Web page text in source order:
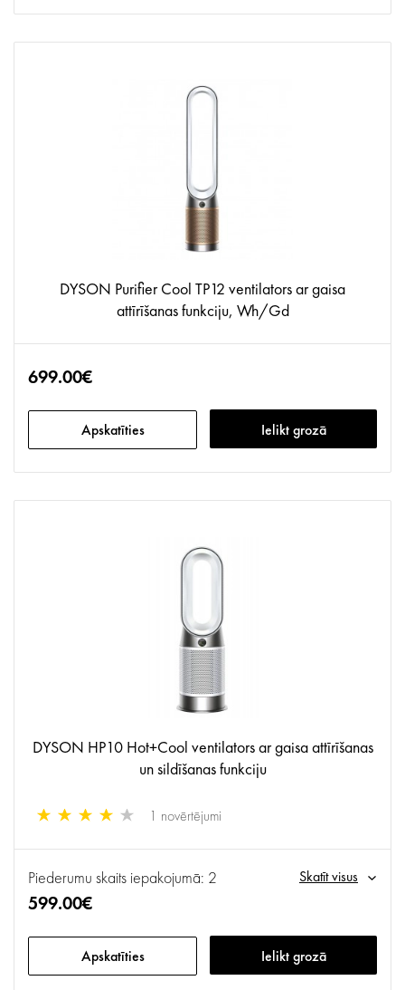
DYSON Purifier Cool TP12 ventilators ar gaisa
attīrīšanas funkciju, Wh/Gd
699.00€
Apskatīties Ielikt grozā
DYSON HP10 Hot+Cool ventilators ar gaisa attīrīšanas
un sildīšanas funkciju
1 novērtējumi
Piederumu skaits iepakojumā: 2 Skatīt visus
599.00€
Apskatīties Ielikt grozā